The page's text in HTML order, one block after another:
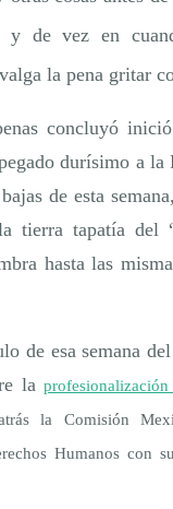
de vez en
la pena gritar
concluyó
durísimo a la
de esta
tierra tapatía del
hasta las
de esa semana
la
la Comisión
Humanos con su